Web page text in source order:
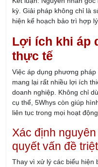
kỳ. Giải pháp không chỉ là
hiện kế hoạch bảo trì hợp
Lợi ích khi áp
thực tế
Việc áp dụng phương pháp
mang lại rất nhiều lợi ích
doanh nghiệp. Không chỉ
cụ thể, 5Whys còn giúp
liên tục trong mọi hoạt động.
Xác định
quyết vấn đề
Thay vì xử lý các biểu hiện